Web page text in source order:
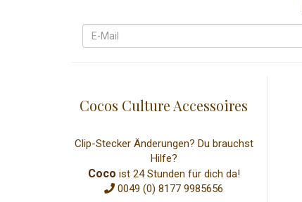
Cocos Culture Accessoires
Clip-Stecker Änderungen? Du brauchst
Hilfe?
Coco ist 24 Stunden für dich da!
0049 (0) 8177 9985656